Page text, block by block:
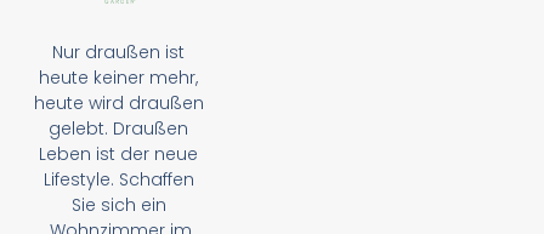
Nur draußen ist
heute keiner mehr,
heute wird draußen
gelebt. Draußen
Leben ist der neue
Lifestyle. Schaffen
Sie sich ein